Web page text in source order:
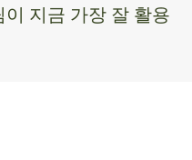
이 지금 가장 잘 활용